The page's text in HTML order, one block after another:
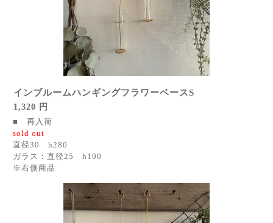
インブルームハンギングフラワーベースS
1,320 円
■ 再入荷
sold out
直径30 h280
ガラス：直径25 h100
※右側商品